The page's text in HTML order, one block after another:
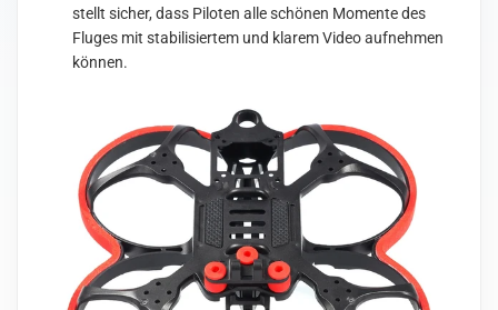
stellt sicher, dass Piloten alle schönen Momente des
Fluges mit stabilisiertem und klarem Video aufnehmen
können.